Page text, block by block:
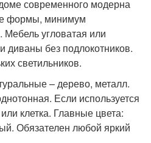
современного модерна
формы, минимум
угловатая или
диваны без подлокотников.
светильников.
– дерево, металл.
Если используется
клетка. Главные цвета:
Обязателен любой яркий